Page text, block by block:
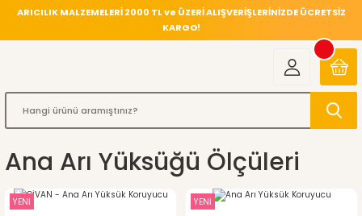
ARICILIK MALZEMELERİ 2000 TL ve ÜZERİ ALIŞVERİŞLERİNİZDE ÜCRETSİZ
KARGO!
Ana Arı Yüksüğü Ölçüleri
YENİ YENİ